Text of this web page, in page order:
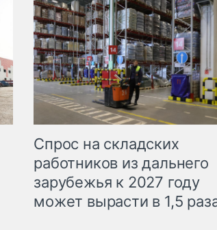
Спрос на складских
работников из дальнего
зарубежья к 2027 году
может вырасти в 1,5